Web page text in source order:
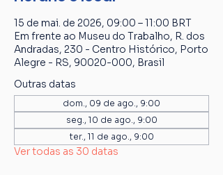
15 de mai. de 2026, 09:00 – 11:00 BRT
Em frente ao Museu do Trabalho, R. dos
Andradas, 230 - Centro Histórico, Porto
Alegre - RS, 90020-000, Brasil
Outras datas
dom., 09 de ago., 9:00
seg., 10 de ago., 9:00
ter., 11 de ago., 9:00
Ver todas as 30 datas